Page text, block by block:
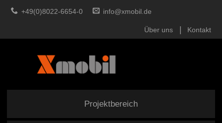
+49(0)8022-6654-0 info@xmobil.de
Über uns Kontakt
Projektbereich